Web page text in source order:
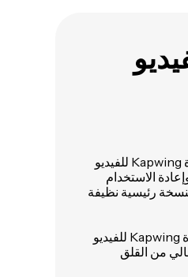
حمّل فيديو واحد، وبعدين أنشئ نسخ لا نهائية مجاناً باستخدام أداة Kapwing للفيديو
الاستخدام
رئيسية نظيفة
، والمسوقين، ومحترفي الفيديو، أداة Kapwing للفيديو
من القلق